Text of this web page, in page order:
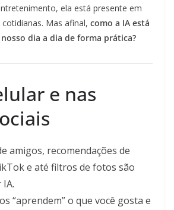
ela está presente em
Mas afinal, como a IA está
dia a dia de forma prática?
e nas
amigos, recomendações de
e até filtros de fotos são
“aprendem” o que você gosta e